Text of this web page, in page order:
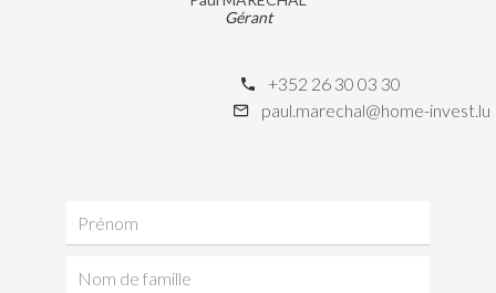
Gérant
+352 26 30 03 30
paul.marechal@home-invest.lu